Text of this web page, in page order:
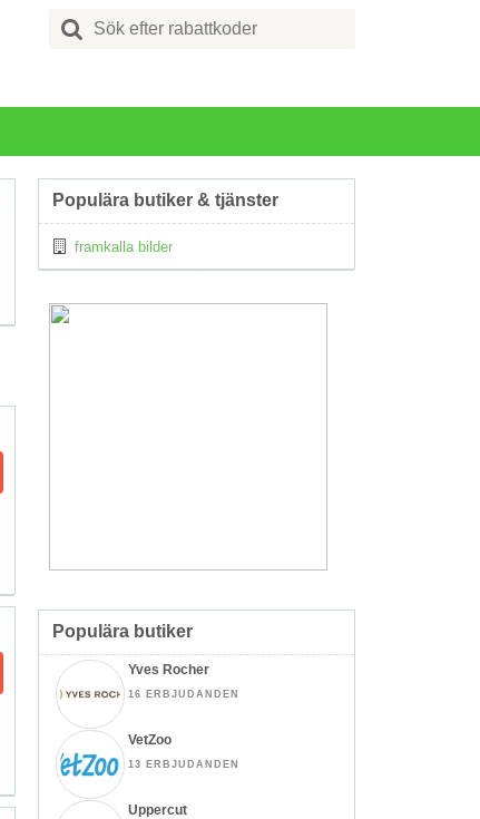
Search
for:
Populära butiker & tjänster
framkalla bilder
Populära butiker
Yves Rocher
16 ERBJUDANDEN
VetZoo
13 ERBJUDANDEN
Uppercut